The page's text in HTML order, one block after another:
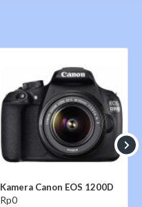
Kamera Canon EOS 1200D
Rp0